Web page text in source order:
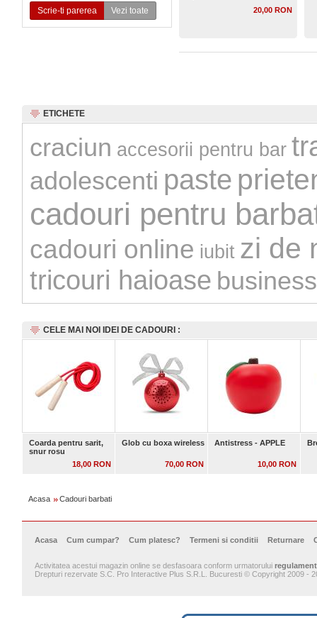
Scrie-ti parerea Vezi toate
20,00 RON
ETICHETE
craciun accesorii pentru bar
adolescenti paste
cadouri pentru
cadouri online iubit zi de
tricouri haioase business
CELE MAI NOI IDEI DE CADOURI :
Coarda pentru sarit,
snur rosu
18,00 RON
Glob cu boxa wireless
70,00 RON
Antistress - APPLE
10,00 RON
Acasa Cadouri barbati
Acasa Cum cumpar? Cum platesc? Termeni si conditii Returnare
Activitatea acestui magazin online se desfasoara conform urmatorului regulament
Drepturi rezervate S.C. Pro Interactive Plus S.R.L. Bucuresti © Copyright 2009 -